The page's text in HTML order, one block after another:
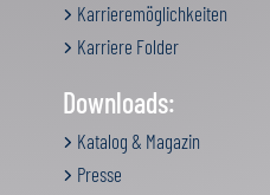
Karrieremöglichkeiten
Karriere Folder
Downloads:
Katalog & Magazin
Presse